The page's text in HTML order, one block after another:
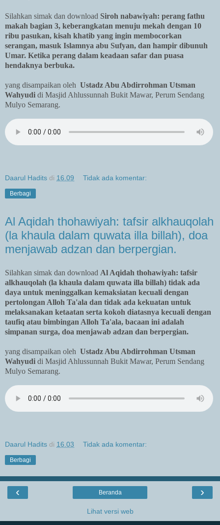
Silahkan simak dan download Siroh nabawiyah: perang fathu
makah bagian 3, keberangkatan menuju mekah dengan 10
ribu pasukan, kisah khatib yang ingin membocorkan
serangan, masuk Islamnya abu Sufyan, dan hampir dibunuh
Umar. Ketika perang dalam keadaan safar dan puasa
hendaknya berbuka.
yang disampaikan oleh Ustadz Abu Abdirrohman Utsman
Wahyudi di Masjid Ahlussunnah Bukit Mawar, Perum Sendang
Mulyo Semarang.
Daarul Hadits di 16.09 Tidak ada komentar:
Berbagi
Al Aqidah thohawiyah: tafsir alkhauqolah
(la khaula dalam quwata illa billah), doa
menjawab adzan dan berpergian.
Silahkan simak dan download Al Aqidah thohawiyah: tafsir
alkhauqolah (la khaula dalam quwata illa billah) tidak ada
daya untuk meninggalkan kemaksiatan kecuali dengan
pertolongan Alloh Ta'ala dan tidak ada kekuatan untuk
melaksanakan ketaatan serta kokoh diatasnya kecuali dengan
taufiq atau bimbingan Alloh Ta'ala, bacaan ini adalah
simpanan surga, doa menjawab adzan dan berpergian.
yang disampaikan oleh Ustadz Abu Abdirrohman Utsman
Wahyudi di Masjid Ahlussunnah Bukit Mawar, Perum Sendang
Mulyo Semarang.
Daarul Hadits di 16.03 Tidak ada komentar:
Berbagi
‹ ›
Beranda
Lihat versi web